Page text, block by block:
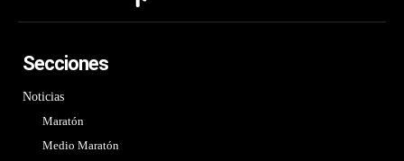
Secciones
Noticias
Maratón
Medio Maratón